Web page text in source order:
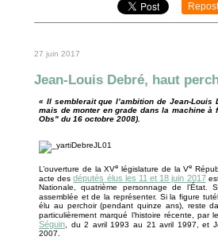
Repost
27 juin 2017
Jean-Louis Debré, haut
« Il semblerait que l’ambition de Jean-
mais de monter en grade dans la machine
Obs" du 16 octobre 2008).
L’ouverture de la XVe législature de la Ve
acte desdéputés élus les 11 et 18 juin 2017
Nationale, quatrième personnage de
assemblée et de la représenter. Si la figure
élu au perchoir (pendant quinze ans), reste
particulièrement marqué l’histoire récente, par
Séguin, du 2 avril 1993 au 21 avril 1997, et
2007.